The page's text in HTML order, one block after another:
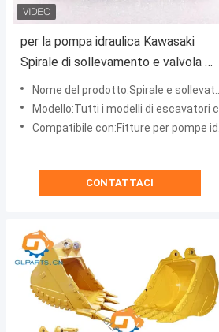
per la pompa idraulica Kawasaki
Spirale di sollevamento e valvola di
sollevamento
Nome del prodotto:Spirale e sollevatore della pompa idraulica
Modello:Tutti i modelli di escavatori che possiamo fornire
Compatibile con:Fitture per pompe idrauliche Kawasaki
CONTATTACI